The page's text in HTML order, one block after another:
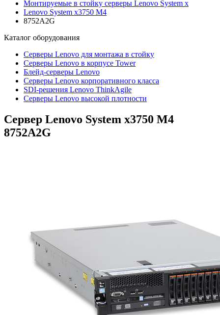
Монтируемые в стойку серверы Lenovo System x
Lenovo System x3750 M4
8752A2G
Каталог оборудования
Серверы Lenovo для монтажа в стойку
Серверы Lenovo в корпусе Tower
Блейд-серверы Lenovo
Cерверы Lenovo корпоративного класса
SDI-решения Lenovo ThinkAgile
Серверы Lenovo высокой плотности
Сервер Lenovo System x3750 M4
8752A2G